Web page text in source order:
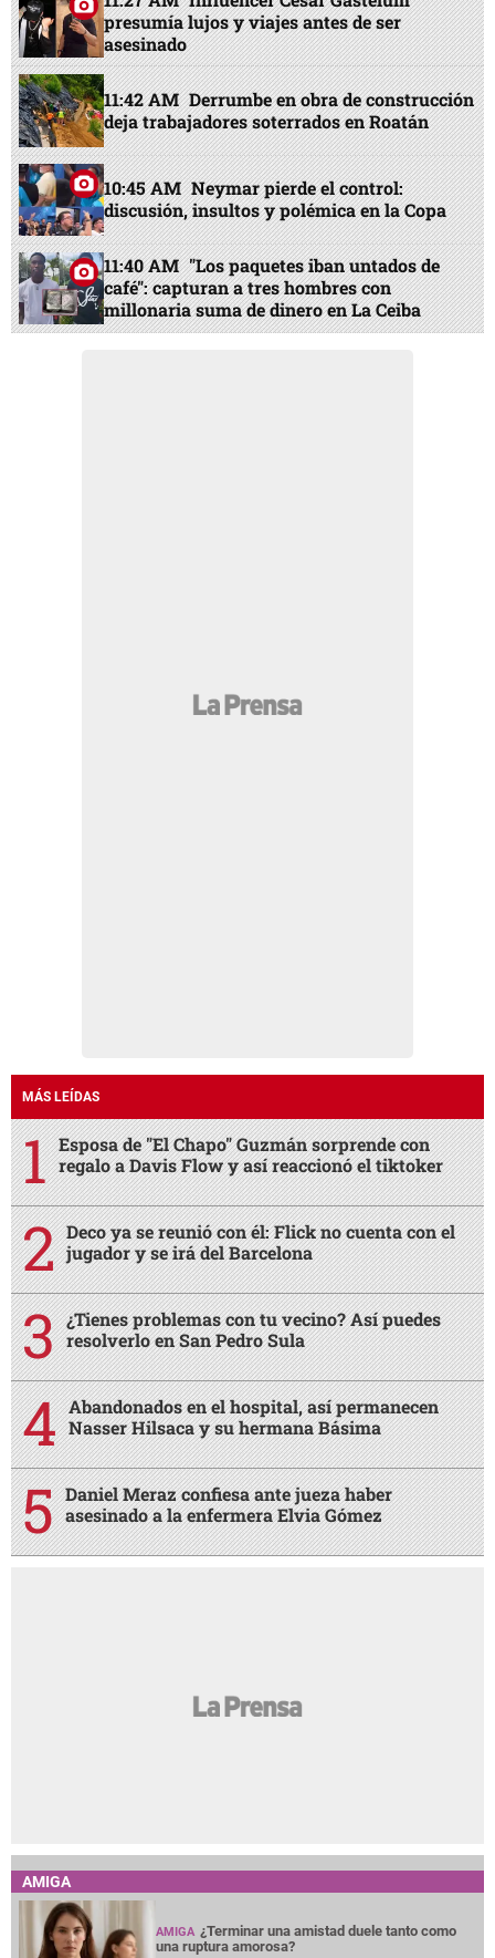
presumía lujos y viajes antes de ser
asesinado
11:42 AM Derrumbe en obra de construcción
deja trabajadores soterrados en Roatán
10:45 AM Neymar pierde el control:
discusión, insultos y polémica en la Copa
11:40 AM "Los paquetes iban untados de
café": capturan a tres hombres con
millonaria suma de dinero en La Ceiba
MÁS LEÍDAS
Esposa de "El Chapo" Guzmán sorprende con
regalo a Davis Flow y así reaccionó el tiktoker
Deco ya se reunió con él: Flick no cuenta con el
jugador y se irá del Barcelona
¿Tienes problemas con tu vecino? Así puedes
resolverlo en San Pedro Sula
Abandonados en el hospital, así permanecen
Nasser Hilsaca y su hermana Básima
Daniel Meraz confiesa ante jueza haber
asesinado a la enfermera Elvia Gómez
AMIGA
AMIGA ¿Terminar una amistad duele tanto como
una ruptura amorosa?